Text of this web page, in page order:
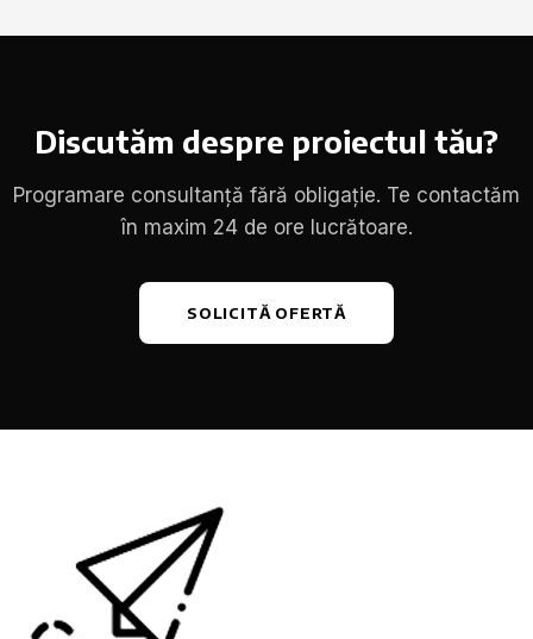
Discutăm despre proiectul tău?
Programare consultanță fără obligație. Te contactăm
în maxim 24 de ore lucrătoare.
SOLICITĂ OFERTĂ